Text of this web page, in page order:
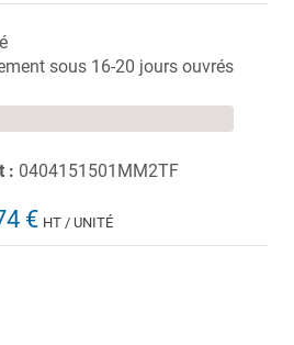
sous 16-20 jours ouvrés
: 0404151501MM2TF
€ HT / UNITÉ